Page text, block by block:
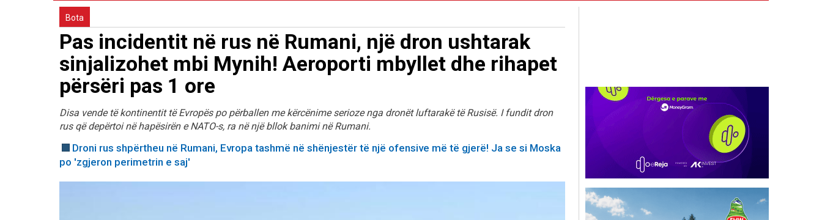
Bota
Pas incidentit në rus në Rumani, një dron ushtarak
sinjalizohet mbi Mynih! Aeroporti mbyllet dhe rihapet
përsëri pas 1 ore
Disa vende të kontinentit të Evropës po përballen me kërcënime serioze nga dronët luftarakë të Rusisë. I fundit dron
rus që depërtoi në hapësirën e NATO-s, ra në një bllok banimi në Rumani.
Droni rus shpërtheu në Rumani, Evropa tashmë në shënjestër të një ofensive më të gjerë! Ja se si Moska
po 'zgjeron perimetrin e saj'